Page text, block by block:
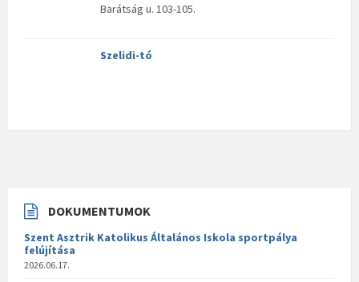
Barátság u. 103-105.
Szelidi-tó
DOKUMENTUMOK
Szent Asztrik Katolikus Általános Iskola sportpálya
felújítása
2026.06.17.